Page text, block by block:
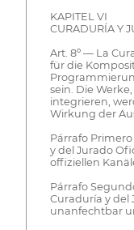
KAPITEL VI
CURADURÍA Y
Art. 8º — La
für die
sein. Die
integrieren,
Wirkung der
Párrafo
y del Jurado
offiziellen
Párrafo
Curaduría y del
unanfechtbar